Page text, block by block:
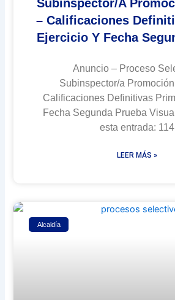
Subinspector/a
– Calificaciones
Ejercicio Y Fecha
Anuncio – Proceso
Subinspector/a
Calificaciones Definitivas
Fecha Segunda Prueba
esta entrada: 114
LEER MÁS »
Alcaldía